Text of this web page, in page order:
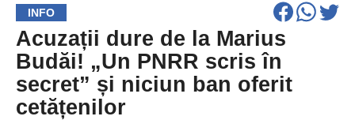
INFO
Acuzații dure de la Marius
Budăi! „Un PNRR scris în
secret” și niciun ban oferit
cetățenilor